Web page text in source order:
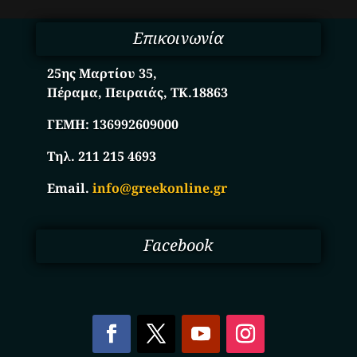
Επικοινωνία
25ης Μαρτίου 35,
Πέραμα, Πειραιάς, ΤΚ.18863
ΓΕΜΗ:136992609000
Τηλ. 211 215 4693
Email.info@greekonline.gr
Facebook